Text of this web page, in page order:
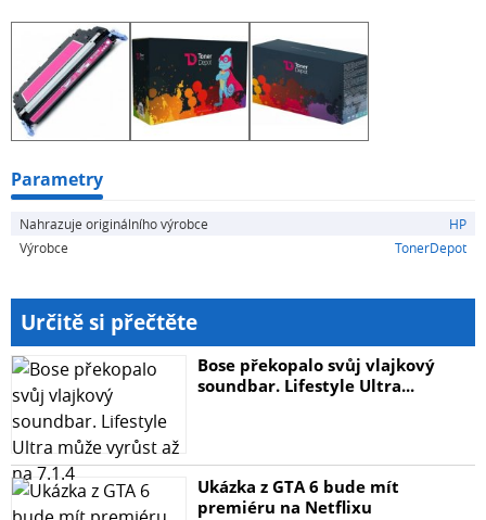
Parametry
Nahrazuje originálního výrobce
HP
Výrobce
TonerDepot
Určitě si přečtěte
Bose překopalo svůj vlajkový
soundbar. Lifestyle Ultra...
Ukázka z GTA 6 bude mít
premiéru na Netflixu